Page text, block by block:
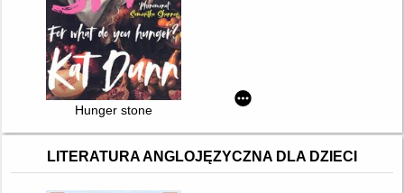
Hunger stone
LITERATURA ANGLOJĘZYCZNA DLA DZIECI